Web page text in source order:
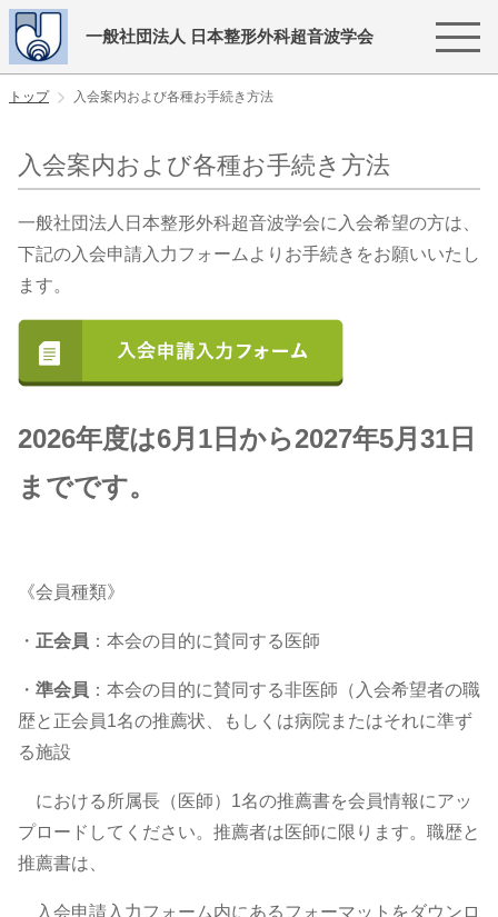
一般社団法人 日本整形外科超音波学会
トップ 入会案内および各種お手続き方法
入会案内および各種お手続き方法
一般社団法人日本整形外科超音波学会に入会希望の方は、
下記の入会申請入力フォームよりお手続きをお願いいたし
ます。
2026年度は6月1日から2027年5月31日
までです。
《会員種類》
・ 正会員 ：本会の目的に賛同する医師
・ 準会員 ：本会の目的に賛同する非医師（入会希望者の職
歴と正会員1名の推薦状、もしくは病院またはそれに準ず
る施設
における所属長（医師）1名の推薦書を会員情報にアッ
プロードしてください。推薦者は医師に限ります。職歴と
推薦書は、
入会申請入力フォーム内にあるフォーマットをダウンロ